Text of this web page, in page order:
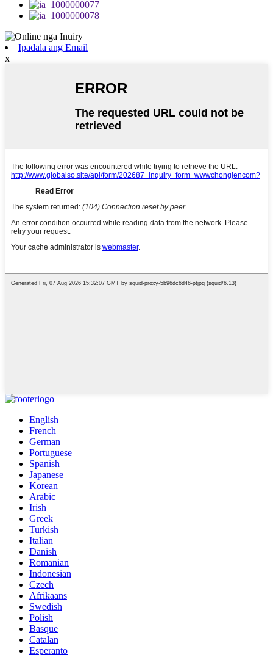
Ipadala ang Email
x
English
French
German
Portuguese
Spanish
Japanese
Korean
Arabic
Irish
Greek
Turkish
Italian
Danish
Romanian
Indonesian
Czech
Afrikaans
Swedish
Polish
Basque
Catalan
Esperanto